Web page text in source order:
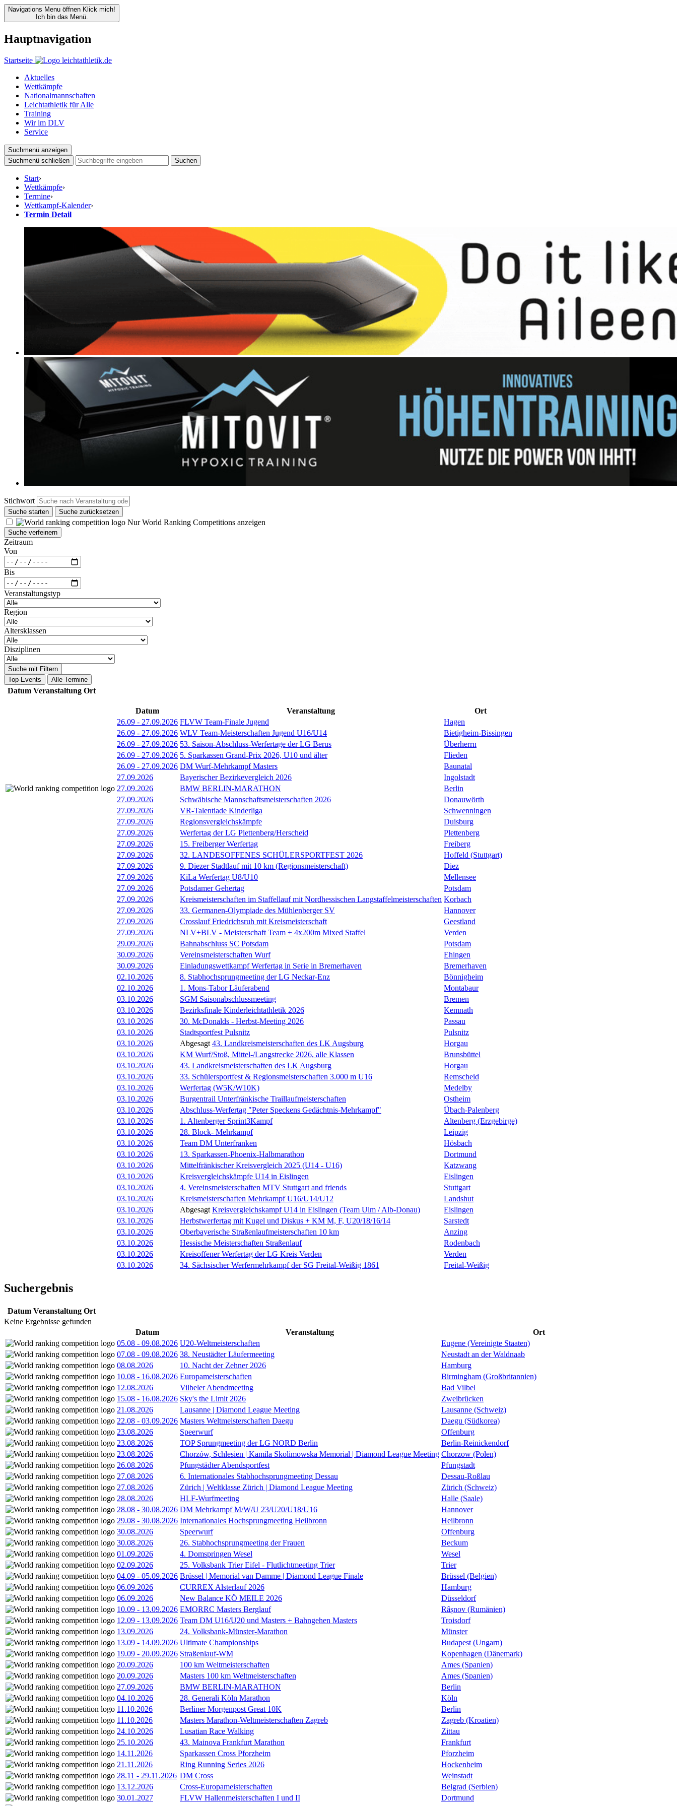
Navigations Menu öffnen Klick mich!
Ich bin das Menü.
Hauptnavigation
Startseite
Aktuelles
Wettkämpfe
Nationalmannschaften
Leichtathletik für Alle
Training
Wir im DLV
Service
Suchmenü anzeigen
Suchmenü schließen
Suchen
Start›
Wettkämpfe›
Termine›
Wettkampf-Kalender›
Termin Detail
Stichwort
Suche starten Suche zurücksetzen
Nur World Ranking Competitions anzeigen
Suche verfeinern
Zeitraum
Von
Bis
Veranstaltungstyp
Region
Altersklassen
Disziplinen
Suche mit Filtern
Top-Events
Alle Termine
Datum Veranstaltung Ort
Datum Veranstaltung
Ort
26.09 - 27.09.2026 FLVW Team-Finale Jugend
Hagen
26.09 - 27.09.2026 WLV Team-Meisterschaften Jugend U16/U14
Bietigheim-Bissingen
26.09 - 27.09.2026 53. Saison-Abschluss-Werfertage der LG Berus
Überherrn
26.09 - 27.09.2026 5. Sparkassen Grand-Prix 2026, U10 und älter
Flieden
26.09 - 27.09.2026 DM Wurf-Mehrkampf Masters
Baunatal
27.09.2026
Bayerischer Bezirkevergleich 2026
Ingolstadt
27.09.2026
BMW BERLIN-MARATHON
Berlin
27.09.2026
Schwäbische Mannschaftsmeisterschaften 2026
Donauwörth
27.09.2026
VR-Talentiade Kinderliga
Schwenningen
27.09.2026
Regionsvergleichskämpfe
Duisburg
27.09.2026
Werfertag der LG Plettenberg/Herscheid
Plettenberg
27.09.2026
15. Freiberger Werfertag
Freiberg
27.09.2026
32. LANDESOFFENES SCHÜLERSPORTFEST 2026
Hoffeld (Stuttgart)
27.09.2026
9. Diezer Stadtlauf mit 10 km (Regionsmeisterschaft)
Diez
27.09.2026
KiLa Werfertag U8/U10
Mellensee
27.09.2026
Potsdamer Gehertag
Potsdam
27.09.2026
Kreismeisterschaften im Staffellauf mit Nordhessischen Langstaffelmeisterschaften Korbach
27.09.2026
33. Germanen-Olympiade des Mühlenberger SV
Hannover
27.09.2026
Crosslauf Friedrichsruh mit Kreismeisterschaft
Geestland
27.09.2026
NLV+BLV - Meisterschaft Team + 4x200m Mixed Staffel
Verden
29.09.2026
Bahnabschluss SC Potsdam
Potsdam
30.09.2026
Vereinsmeisterschaften Wurf
Ehingen
30.09.2026
Einladungswettkampf Werfertag in Serie in Bremerhaven
Bremerhaven
02.10.2026
8. Stabhochsprungmeeting der LG Neckar-Enz
Bönnigheim
02.10.2026
1. Mons-Tabor Läuferabend
Montabaur
03.10.2026
SGM Saisonabschlussmeeting
Bremen
03.10.2026
Bezirksfinale Kinderleichtathletik 2026
Kemnath
03.10.2026
30. McDonalds - Herbst-Meeting 2026
Passau
03.10.2026
Stadtsportfest Pulsnitz
Pulsnitz
03.10.2026
Abgesagt 43. Landkreismeisterschaften des LK Augsburg
Horgau
03.10.2026
KM Wurf/Stoß, Mittel-/Langstrecke 2026, alle Klassen
Brunsbüttel
03.10.2026
43. Landkreismeisterschaften des LK Augsburg
Horgau
03.10.2026
33. Schülersportfest & Regionsmeisterschaften 3.000 m U16
Remscheid
03.10.2026
Werfertag (W5K/W10K)
Medelby
03.10.2026
Burgentrail Unterfränkische Traillaufmeisterschaften
Ostheim
03.10.2026
Abschluss-Werfertag "Peter Speckens Gedächtnis-Mehrkampf"
Übach-Palenberg
03.10.2026
1. Altenberger Sprint3Kampf
Altenberg (Erzgebirge)
03.10.2026
28. Block- Mehrkampf
Leipzig
03.10.2026
Team DM Unterfranken
Hösbach
03.10.2026
13. Sparkassen-Phoenix-Halbmarathon
Dortmund
03.10.2026
Mittelfränkischer Kreisvergleich 2025 (U14 - U16)
Katzwang
03.10.2026
Kreisvergleichskämpfe U14 in Eislingen
Eislingen
03.10.2026
4. Vereinsmeisterschaften MTV Stuttgart and friends
Stuttgart
03.10.2026
Kreismeisterschaften Mehrkampf U16/U14/U12
Landshut
03.10.2026
Abgesagt Kreisvergleichskampf U14 in Eislingen (Team Ulm / Alb-Donau)
Eislingen
03.10.2026
Herbstwerfertag mit Kugel und Diskus + KM M, F, U20/18/16/14
Sarstedt
03.10.2026
Oberbayerische Straßenlaufmeisterschaften 10 km
Anzing
03.10.2026
Hessische Meisterschaften Straßenlauf
Rodenbach
03.10.2026
Kreisoffener Werfertag der LG Kreis Verden
Verden
03.10.2026
34. Sächsischer Werfermehrkampf der SG Freital-Weißig 1861 Freital-Weißig
Suchergebnis
Datum Veranstaltung Ort
Keine Ergebnisse gefunden
Datum
Veranstaltung
Ort
05.08 - 09.08.2026 U20-Weltmeisterschaften
Eugene (Vereinigte Staaten)
07.08 - 09.08.2026 38. Neustädter Läufermeeting
Neustadt an der Waldnaab
08.08.2026
10. Nacht der Zehner 2026
Hamburg
10.08 - 16.08.2026 Europameisterschaften
Birmingham (Großbritannien)
12.08.2026
Vilbeler Abendmeeting
Bad Vilbel
15.08 - 16.08.2026 Sky's the Limit 2026
Zweibrücken
21.08.2026
Lausanne | Diamond League Meeting
Lausanne (Schweiz)
22.08 - 03.09.2026 Masters Weltmeisterschaften Daegu
Daegu (Südkorea)
23.08.2026
Speerwurf
Offenburg
23.08.2026
TOP Sprungmeeting der LG NORD Berlin
Berlin-Reinickendorf
23.08.2026
Chorzów, Schlesien | Kamila Skolimowska Memorial | Diamond League Meeting Chorzow (Polen)
26.08.2026
Pfungstädter Abendsportfest
Pfungstadt
27.08.2026
6. Internationales Stabhochsprungmeeting Dessau
Dessau-Roßlau
27.08.2026
Zürich | Weltklasse Zürich | Diamond League Meeting
Zürich (Schweiz)
28.08.2026
HLF-Wurfmeeting
Halle (Saale)
28.08 - 30.08.2026 DM Mehrkampf M/W/U 23/U20/U18/U16
Hannover
29.08 - 30.08.2026 Internationales Hochsprungmeeting Heilbronn
Heilbronn
30.08.2026
Speerwurf
Offenburg
30.08.2026
26. Stabhochsprungmeeting der Frauen
Beckum
01.09.2026
4. Domspringen Wesel
Wesel
02.09.2026
25. Volksbank Trier Eifel - Flutlichtmeeting Trier
Trier
04.09 - 05.09.2026 Brüssel | Memorial van Damme | Diamond League Finale
Brüssel (Belgien)
06.09.2026
CURREX Alsterlauf 2026
Hamburg
06.09.2026
New Balance KÖ MEILE 2026
Düsseldorf
10.09 - 13.09.2026 EMORRC Masters Berglauf
Râșnov (Rumänien)
12.09 - 13.09.2026 Team DM U16/U20 und Masters + Bahngehen Masters
Troisdorf
13.09.2026
24. Volksbank-Münster-Marathon
Münster
13.09 - 14.09.2026 Ultimate Championships
Budapest (Ungarn)
19.09 - 20.09.2026 Straßenlauf-WM
Kopenhagen (Dänemark)
20.09.2026
100 km Weltmeisterschaften
Ames (Spanien)
20.09.2026
Masters 100 km Weltmeisterschaften
Ames (Spanien)
27.09.2026
BMW BERLIN-MARATHON
Berlin
04.10.2026
28. Generali Köln Marathon
Köln
11.10.2026
Berliner Morgenpost Great 10K
Berlin
11.10.2026
Masters Marathon-Weltmeisterschaften Zagreb
Zagreb (Kroatien)
24.10.2026
Lusatian Race Walking
Zittau
25.10.2026
43. Mainova Frankfurt Marathon
Frankfurt
14.11.2026
Sparkassen Cross Pforzheim
Pforzheim
21.11.2026
Ring Running Series 2026
Hockenheim
28.11 - 29.11.2026 DM Cross
Weinstadt
13.12.2026
Cross-Europameisterschaften
Belgrad (Serbien)
30.01.2027
FLVW Hallenmeisterschaften I und II
Dortmund